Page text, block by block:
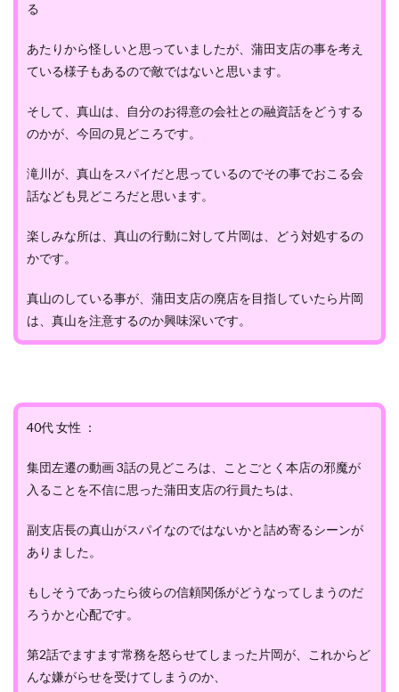
る
あたりから怪しいと思っていましたが、蒲田支店の事を考え
ている様子もあるので敵ではないと思います。
そして、真山は、自分のお得意の会社との融資話をどうする
のかが、今回の見どころです。
滝川が、真山をスパイだと思っているのでその事でおこる会
話なども見どころだと思います。
楽しみな所は、真山の行動に対して片岡は、どう対処するの
かです。
真山のしている事が、蒲田支店の廃店を目指していたら片岡
は、真山を注意するのか興味深いです。
40代 女性 ：
集団左遷の動画 3話の見どころは、ことごとく本店の邪魔が
入ることを不信に思った蒲田支店の行員たちは、
副支店長の真山がスパイなのではないかと詰め寄るシーンが
ありました。
もしそうであったら彼らの信頼関係がどうなってしまうのだ
ろうかと心配です。
第2話でますます常務を怒らせてしまった片岡が、これからど
んな嫌がらせを受けてしまうのか、